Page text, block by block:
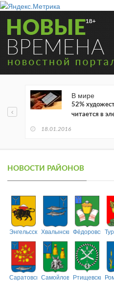
В мире
52%
читается в
18.01.2016
НОВОСТИ РАЙОНОВ
ЭнгельсскийХвалынскийФёдоровский
СаратовскийСамойловскийРтищевский